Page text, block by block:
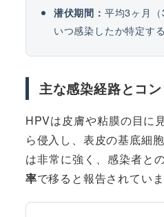
潜伏期間： 平均3ヶ月（
いつ感染したか特定す
主な感染経路とコ
HPVは皮膚や粘膜の目に
ら侵入し、表皮の基底細
は非常に強く、感染者と
率で移ると報告されていま